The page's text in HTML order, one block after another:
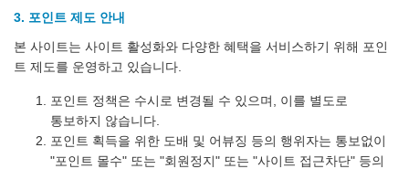
3. 포인트 제도 안내
본 사이트는 사이트 활성화와 다양한 혜택을 서비스하기 위해 포인
트 제도를 운영하고 있습니다.
포인트 정책은 수시로 변경될 수 있으며, 이를 별도로
통보하지 않습니다.
포인트 획득을 위한 도배 및 어뷰징 등의 행위자는 통보없이
"포인트 몰수" 또는 "회원정지" 또는 "사이트 접근차단" 등의